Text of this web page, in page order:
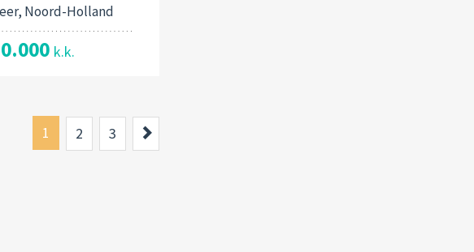
Noord-Holland
k.k.
1 2 3